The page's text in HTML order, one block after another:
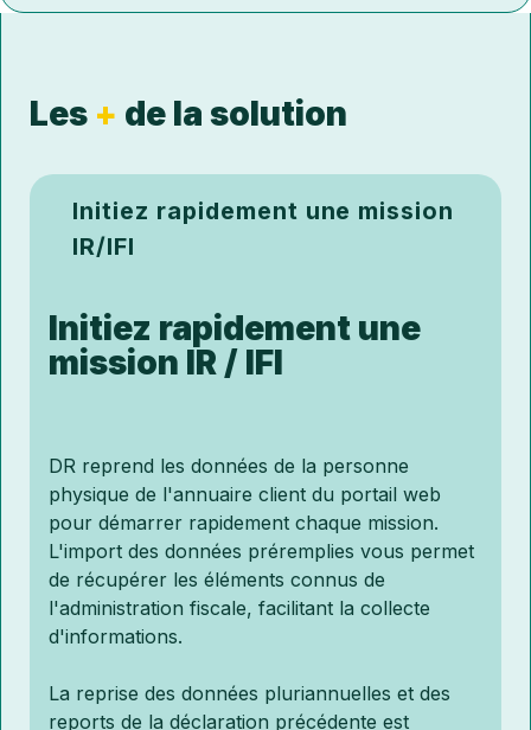
Les + de la solution
Initiez rapidement une mission
IR/IFI
Initiez rapidement une
mission IR / IFI
DR reprend les données de la personne
physique de l'annuaire client du portail web
pour démarrer rapidement chaque mission.
L'import des données préremplies vous permet
de récupérer les éléments connus de
l'administration fiscale, facilitant la collecte
d'informations.
La reprise des données pluriannuelles et des
reports de la déclaration précédente est